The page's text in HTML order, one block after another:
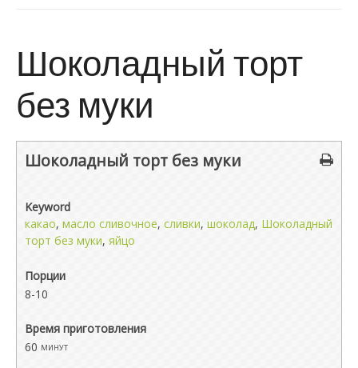
Шоколадный торт
без муки
Шоколадный торт без муки
Keyword
какао, масло сливочное, сливки, шоколад, Шоколадный
торт без муки, яйцо
Порции
8-10
Время приготовления
60 минут